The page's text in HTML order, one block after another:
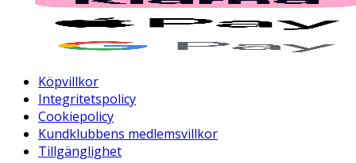
Köpvillkor
Integritetspolicy
Cookiepolicy
Kundklubbens medlemsvillkor
Tillgänglighet